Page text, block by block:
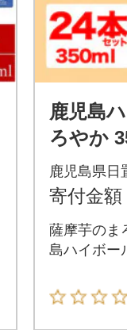
鹿児島
ろやか
鹿児島県日
寄付金額
薩摩芋のま
島ハイボー